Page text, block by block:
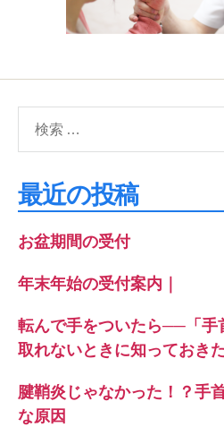
象:
最近の投稿
お盆期間の受付
年末年始の受付案内｜
転んで手をついたら──「手
取れないときに知っておき
腱鞘炎じゃなかった！？手
な原因